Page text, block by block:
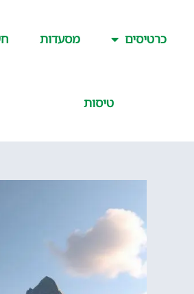
כרטיסים מסעדות
טיסות